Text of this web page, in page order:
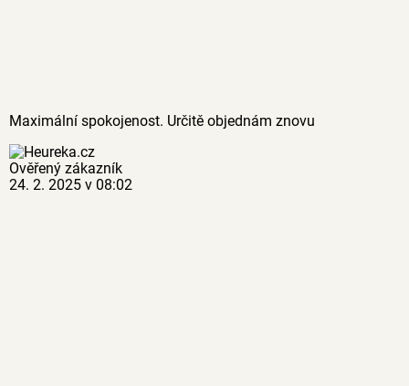
Maximální spokojenost. Určitě objednám znovu
Ověřený zákazník
24. 2. 2025 v 08:02